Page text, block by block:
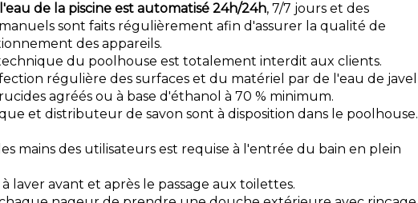
de la piscine est automatisé 24h/24h, 7/7 jours et des
sont faits régulièrement afin d'assurer la qualité de
des appareils.
du poolhouse est totalement interdit aux clients.
régulière des surfaces et du matériel par de l'eau de javel
agréés ou à base d'éthanol à 70 % minimum.
et distributeur de savon sont à disposition dans le poolhouse.
mains des utilisateurs est requise à l'entrée du bain en plein
laver avant et après le passage aux toilettes.